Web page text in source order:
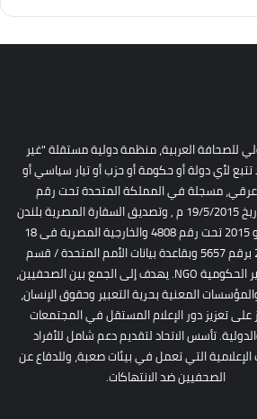
للصحافة العربية، منظمة دولية مستقلة "غير
لأي دولة أو حكومة أو حزب أو تيار سياسي أو
عرقي، مسجلة في المملكة المتحدة تحت رقم
9599569 بتاريخ 19/5/2015 م , وتصديق السفارة المصرية بلندن
فى 28 مايو 2015 تحت رقم 4808 والخارجية المصرية فى 18
يونيو 2015 برقم 5657 وبقاعدة بيانات الأمم المتحدة / قسم
المنظمات غير الحكومية NGO. يهدف إلى الجمع بين الصحفيين،
المعنية بحرية التعبير وحقوق الإنسان،
على تعزيز دور الإعلام المستقل في المجتمعات
تأسس الاتحاد لتقديم دعم شامل للأفراد
التي تعمل في بيئات صعبة، وللدفاع عن
الصحفيين ضد الانتهاكات.